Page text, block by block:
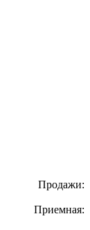
Продажи:
Приемная: